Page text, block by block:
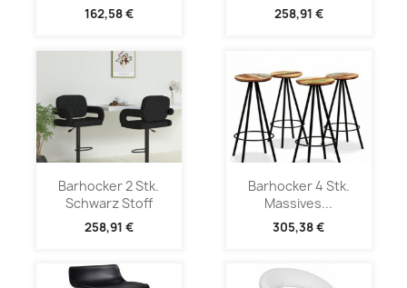
162,58 € 258,91 €
Barhocker 2 Stk.
Schwarz Stoff
258,91 €
Barhocker 4 Stk.
Massives...
305,38 €